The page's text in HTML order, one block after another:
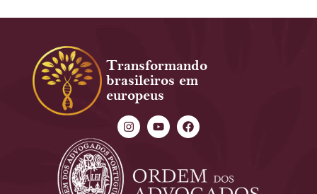
Transformando
brasileiros em
europeus